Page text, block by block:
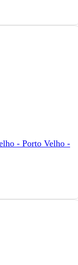
- Porto Velho -